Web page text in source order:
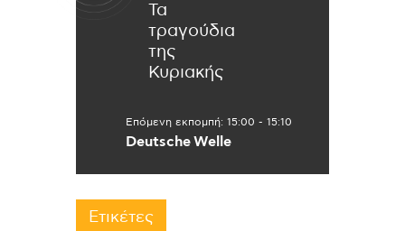
Τα
τραγούδια
της
Κυριακής
Επόμενη εκπομπή: 15:00 - 15:10
Deutsche Welle
Ετικέτες